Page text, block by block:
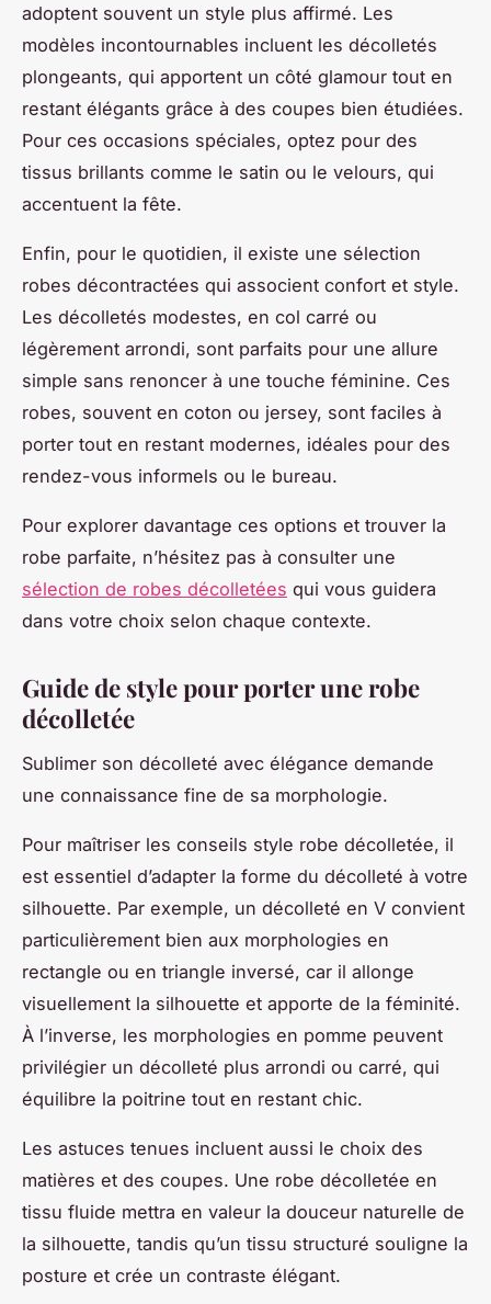
adoptent souvent un style plus affirmé. Les
modèles incontournables incluent les décolletés
plongeants, qui apportent un côté glamour tout en
restant élégants grâce à des coupes bien étudiées.
Pour ces occasions spéciales, optez pour des
tissus brillants comme le satin ou le velours, qui
accentuent la fête.
Enfin, pour le quotidien, il existe une sélection
robes décontractées qui associent confort et style.
Les décolletés modestes, en col carré ou
légèrement arrondi, sont parfaits pour une allure
simple sans renoncer à une touche féminine. Ces
robes, souvent en coton ou jersey, sont faciles à
porter tout en restant modernes, idéales pour des
rendez-vous informels ou le bureau.
Pour explorer davantage ces options et trouver la
robe parfaite, n’hésitez pas à consulter une
sélection de robes décolletées qui vous guidera
dans votre choix selon chaque contexte.
Guide de style pour porter une robe
décolletée
Sublimer son décolleté avec élégance demande
une connaissance fine de sa morphologie.
Pour maîtriser les conseils style robe décolletée, il
est essentiel d’adapter la forme du décolleté à votre
silhouette. Par exemple, un décolleté en V convient
particulièrement bien aux morphologies en
rectangle ou en triangle inversé, car il allonge
visuellement la silhouette et apporte de la féminité.
À l’inverse, les morphologies en pomme peuvent
privilégier un décolleté plus arrondi ou carré, qui
équilibre la poitrine tout en restant chic.
Les astuces tenues incluent aussi le choix des
matières et des coupes. Une robe décolletée en
tissu fluide mettra en valeur la douceur naturelle de
la silhouette, tandis qu’un tissu structuré souligne la
posture et crée un contraste élégant.